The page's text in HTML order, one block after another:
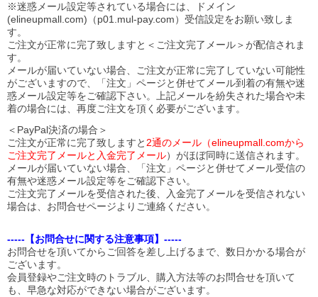
※迷惑メール設定等されている場合には、ドメイン
(elineupmall.com)（p01.mul-pay.com）受信設定をお願い致しま
す。
ご注文が正常に完了致しますと＜ご注文完了メール＞が配信されま
す。
メールが届いていない場合、ご注文が正常に完了していない可能性
がございますので、「注文」ページと併せてメール到着の有無や迷
惑メール設定等をご確認下さい。
上記メールを紛失された場合や未
着の場合には、再度ご注文を頂く必要がございます。
＜PayPal決済の場合＞
ご注文が正常に完了致しますと 2通のメール（elineupmall.comから
ご注文完了メールと入金完了メール）がほぼ同時に送信されます。
メールが届いていない場合、「注文」ページと併せてメール受信の
有無や迷惑メール設定等をご確認下さい。
ご注文完了メールを受信された後、入金完了メールを受信されない
場合は、お問合せページよりご連絡ください。
-----【お問合せに関する注意事項】-----
お問合せを頂いてからご回答を差し上げるまで、数日かかる場合が
ございます。
会員登録やご注文時のトラブル、購入方法等のお問合せを頂いて
も、早急な対応ができない場合がございます。